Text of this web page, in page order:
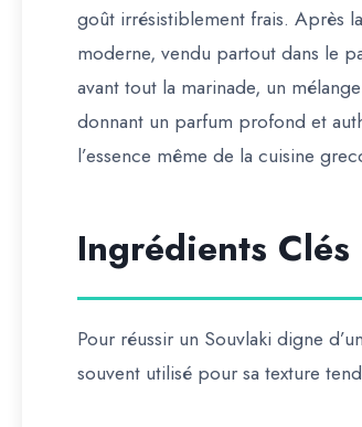
goût irrésistiblement frais. Après
moderne, vendu partout dans le
avant tout la marinade, un
donnant un parfum profond et
l’essence même de la cuisine
Ingrédients
Pour réussir un Souvlaki digne
souvent utilisé pour sa texture